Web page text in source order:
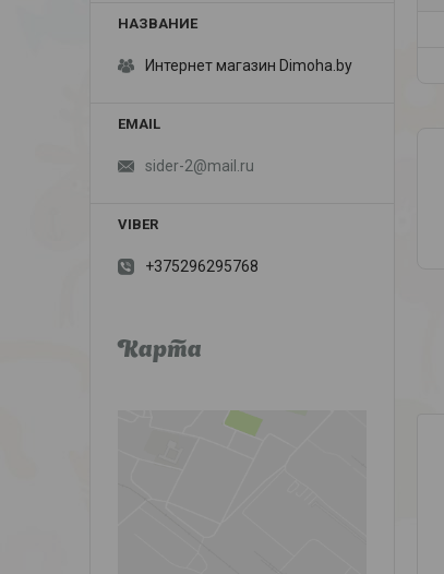
Интернет магазин Dimoha.by
sider-2@mail.ru
+375296295768
Карта